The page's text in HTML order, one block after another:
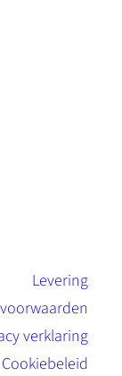
Levering
verklaring
Cookiebeleid